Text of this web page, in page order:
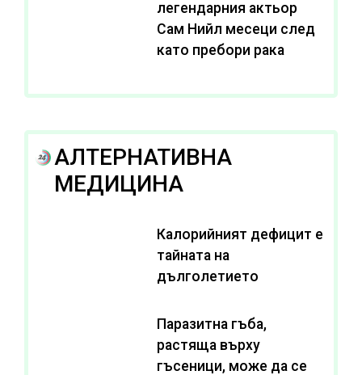
легендарния актьор
Сам Нийл месеци след
като пребори рака
АЛТЕРНАТИВНА
МЕДИЦИНА
Калорийният дефицит е
тайната на
дълголетието
Паразитна гъба,
растяща върху
гъсеници, може да се